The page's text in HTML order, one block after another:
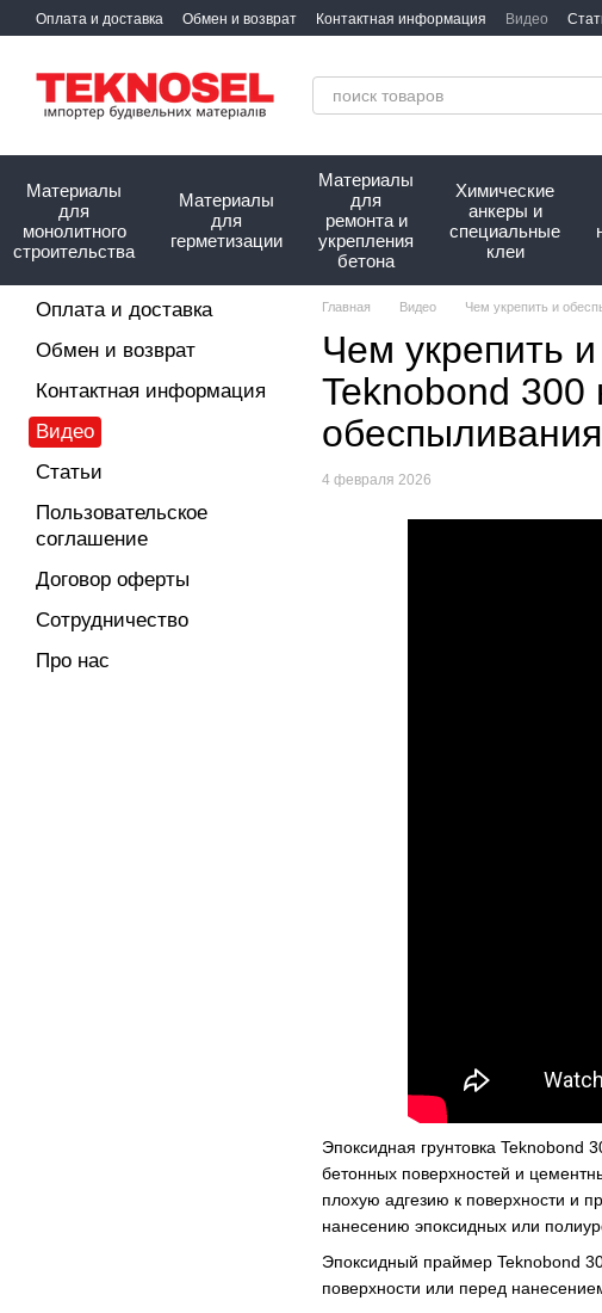
Перейти к основному контенту
Оплата и доставка Обмен и возврат Контактная информация Видео
Материалы
для
монолитного
строительства
Материалы
для
герметизации
Материалы
для
ремонта и
укрепления
бетона
Химические
анкеры и
специальные
клеи
Главная Видео Чем укрепить и
Чем укрепить
Teknobond 300
4 февраля 2026
Эпоксидная грунтовка Teknobond
бетонных поверхностей и
плохую адгезию к поверхности и
нанесению эпоксидных или
Эпоксидный праймер Teknobond
поверхности или перед
Оплата и доставка
Обмен и возврат
Контактная информация
Видео
Статьи
Пользовательское
соглашение
Договор оферты
Сотрудничество
Про нас